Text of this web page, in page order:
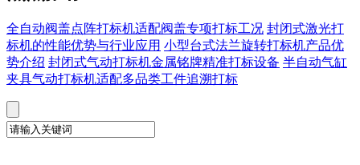
全自动阀盖点阵打标机适配阀盖专项打标工况 封闭式激光打
标机的性能优势与行业应用 小型台式法兰旋转打标机产品优
势介绍 封闭式气动打标机金属铭牌精准打标设备 半自动气缸
夹具气动打标机适配多品类工件追溯打标